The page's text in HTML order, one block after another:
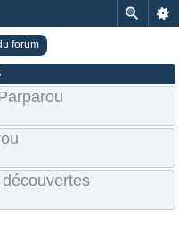
forum